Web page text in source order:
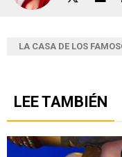
LA CASA DE LOS
LEE TAMBIÉN